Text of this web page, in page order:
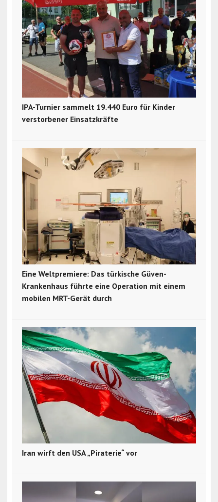
IPA-Turnier sammelt 19.440 Euro für Kinder
verstorbener Einsatzkräfte
Eine Weltpremiere: Das türkische Güven-
Krankenhaus führte eine Operation mit einem
mobilen MRT-Gerät durch
Iran wirft den USA „Piraterie“ vor